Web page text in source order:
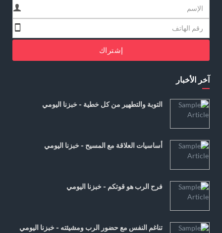
إشتراك
آخر الأخبار
التوبة والتطهير من كل خطية - خبزنا اليومي
أساسيات العلاقة مع المسيح - خبزنا اليومي
فرح الرب هو قوتكم - خبزنا اليومي
تناغم النفس مع حضور الرب ومشيئته - خبزنا اليومي